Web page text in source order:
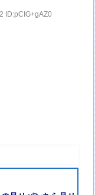
ID:pCIG+gAZ0